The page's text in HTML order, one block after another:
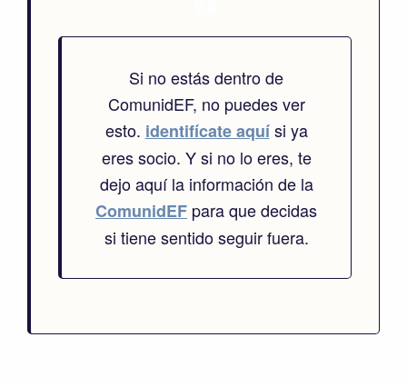
Si no estás dentro de
ComunidEF, no puedes ver
esto. identifícate aquísi ya
eres socio. Y si no lo eres, te
dejo aquí la información de la
ComunidEF para que decidas
si tiene sentido seguir fuera.